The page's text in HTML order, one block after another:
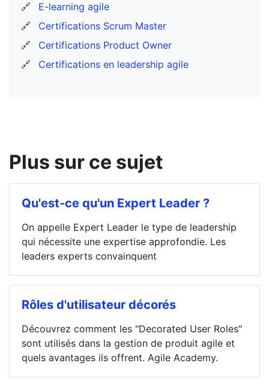
🔗
E-learning agile
🔗
Certifications Scrum Master
🔗
Certifications Product Owner
🔗
Certifications en leadership agile
Plus sur ce sujet
Qu'est-ce qu'un Expert Leader ?
On appelle Expert Leader le type de leadership
qui nécessite une expertise approfondie. Les
leaders experts convainquent
Rôles d'utilisateur décorés
Découvrez comment les "Decorated User Roles"
sont utilisés dans la gestion de produit agile et
quels avantages ils offrent. Agile Academy.